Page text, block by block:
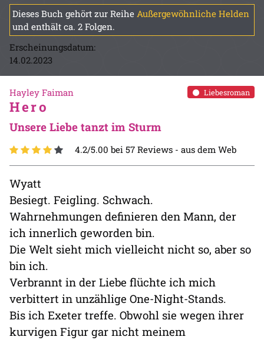
Dieses Buch gehört zur Reihe Außergewöhnliche Helden
und enthält ca. 2 Folgen.
Erscheinungsdatum:
14.02.2023
Liebesroman
Hayley Faiman
Hero
Unsere Liebe tanzt im Sturm
4.2/5.00 bei 57 Reviews - aus dem Web
Wyatt
Besiegt. Feigling. Schwach.
Wahrnehmungen definieren den Mann, der
ich innerlich geworden bin.
Die Welt sieht mich vielleicht nicht so, aber so
bin ich.
Verbrannt in der Liebe flüchte ich mich
verbittert in unzählige One-Night-Stands.
Bis ich Exeter treffe. Obwohl sie wegen ihrer
kurvigen Figur gar nicht meinem